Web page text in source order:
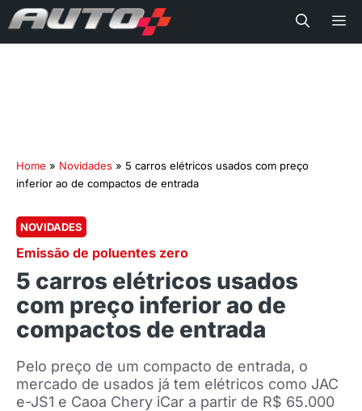
Home » Novidades » 5 carros elétricos usados com preço
inferior ao de compactos de entrada
NOVIDADES
Emissão de poluentes zero
5 carros elétricos usados
com preço inferior ao de
compactos de entrada
Pelo preço de um compacto de entrada, o
mercado de usados já tem elétricos como JAC
e-JS1 e Caoa Chery iCar a partir de R$ 65.000